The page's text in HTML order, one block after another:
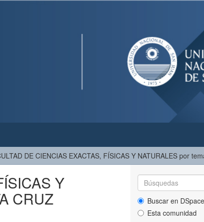
DE CIENCIAS EXACTAS, FÍSICAS Y NATURALES por
Y
CRUZ
Buscar en DSpace
Esta comunidad